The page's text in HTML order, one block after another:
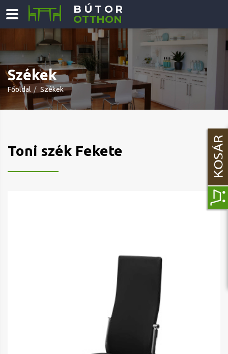
BÚTOR
OTTHON
Székek
Főoldal Székek
Toni szék Fekete